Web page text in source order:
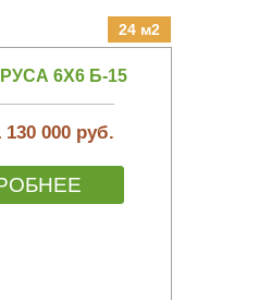
24 м2
6Х6 Б-15
130 000 руб.